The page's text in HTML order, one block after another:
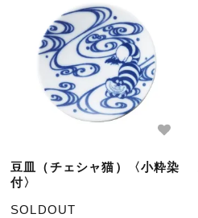
豆皿（チェシャ猫）〈小粋染
付〉
SOLDOUT